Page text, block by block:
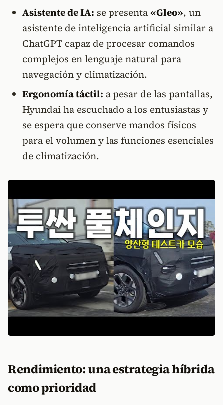
Asistente de IA: se presenta«Gleo», un
asistente de inteligencia artificial similar a
ChatGPT capaz de procesar comandos
complejos en lenguaje natural para
navegación y climatización.
Ergonomía táctil: a pesar de las pantallas,
Hyundai ha escuchado a los entusiastas y
se espera que conserve mandos físicos
para el volumen y las funciones esenciales
de climatización.
Rendimiento: una estrategia híbrida
como prioridad